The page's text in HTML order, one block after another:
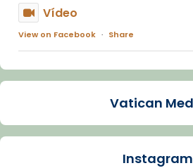
Vídeo
View on Facebook · Share
Arquebisbat de
La Carmina va patir
dos mesos, a l'Estadi Lluís
Vatican
Instagram